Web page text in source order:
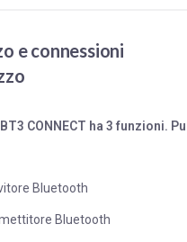
e connessioni
CONNECT ha 3 funzioni.
Bluetooth
Bluetooth